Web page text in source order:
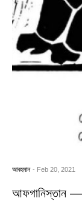
আবহমান - Feb 20, 2021
আফগানিস্তান —